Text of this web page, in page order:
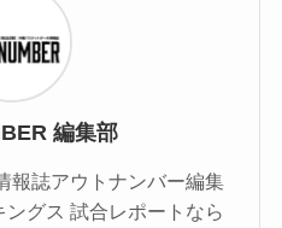
編集部
報誌アウトナンバー編集
グス 試合レポートなら